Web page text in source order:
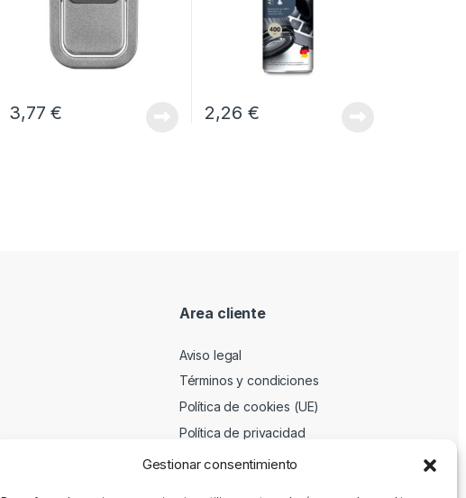
Gestionar consentimiento
3,77€ 2,26 €
Area cliente
Aviso legal
Términos y condiciones
Política de cookies (UE)
Política de privacidad